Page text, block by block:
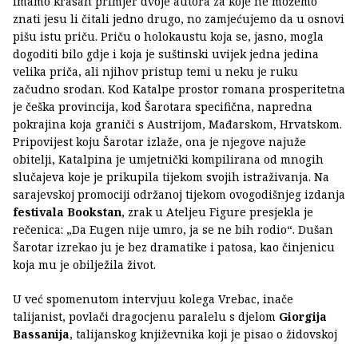
znati jesu li čitali jedno drugo, no zamjećujemo da u osnovi
pišu istu priču. Priču o holokaustu koja se, jasno, mogla
dogoditi bilo gdje i koja je suštinski uvijek jedna jedina
velika priča, ali njihov pristup temi u neku je ruku
začudno srodan. Kod Katalpe prostor romana prosperitetna
je češka provincija, kod Šarotara specifična, napredna
pokrajina koja graniči s Austrijom, Mađarskom, Hrvatskom.
Pripovijest koju Šarotar izlaže, ona je njegove najuže
obitelji, Katalpina je umjetnički kompilirana od mnogih
slučajeva koje je prikupila tijekom svojih istraživanja. Na
sarajevskoj promociji održanoj tijekom ovogodišnjeg izdanja
festivala Bookstan, zrak u Ateljeu Figure presjekla je
rečenica: „Da Eugen nije umro, ja se ne bih rodio“. Dušan
Šarotar izrekao ju je bez dramatike i patosa, kao činjenicu
koja mu je obilježila život.
U već spomenutom intervjuu kolega Vrebac, inače
talijanist, povlači dragocjenu paralelu s djelom Giorgija
Bassanija, talijanskog književnika koji je pisao o židovskoj